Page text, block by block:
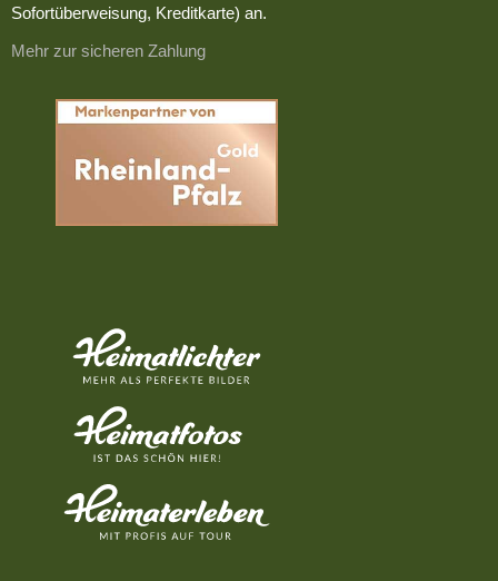
Sofortüberweisung, Kreditkarte) an.
Mehr zur sicheren Zahlung